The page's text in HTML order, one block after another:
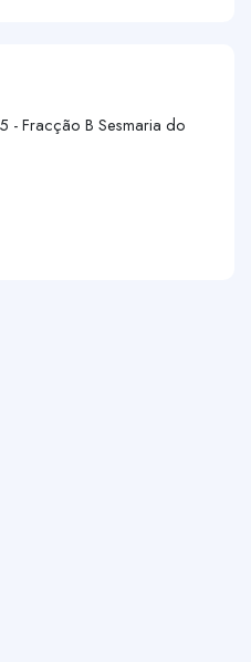
- Fracção B Sesmaria do